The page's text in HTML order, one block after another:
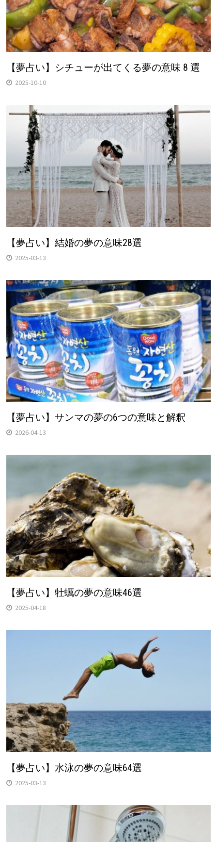
【夢占い】シチューが出てくる夢の意味 8 選
2025-10-10
【夢占い】結婚の夢の意味28選
2025-03-13
【夢占い】サンマの夢の6つの意味と解釈
2026-04-13
【夢占い】牡蠣の夢の意味46選
2025-04-18
【夢占い】水泳の夢の意味64選
2025-03-13